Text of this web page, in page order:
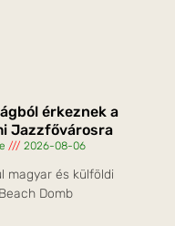
érkeznek a
Jazzfővárosra
2026-08-06
magyar és külföldi
Domb